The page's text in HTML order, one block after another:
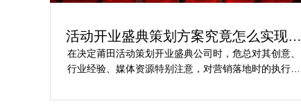
活动开业盛典策划方案究竟怎么实现梦
想活动
在决定莆田活动策划开业盛典公司时，危总对其创意、
行业经验、媒体资源特别注意，对营销落地时的执行一
理念理解不足，导致宣传方案不匹配。